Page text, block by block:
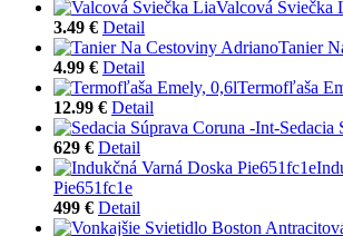
Valcová Sviečka
3.49 € Detail
Tanier
4.99 € Detail
Termofľaša
12.99 € Detail
Sedacia
629 € Detail
Pie651fc1e
499 € Detail